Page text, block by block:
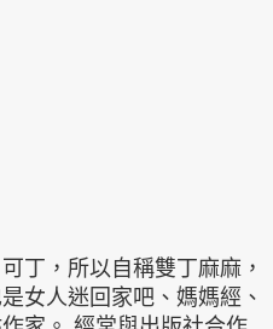
丁，所以自稱雙丁麻麻，
女人迷回家吧、媽媽經、